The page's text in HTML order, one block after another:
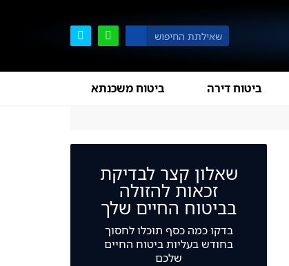
ביטוח דירה ביטוח משכנתא
שאלון קצר לבדיקת
זכאות להזולה
בביטוח החיים שלך
בדקו כמה כסף תוכלו לחסוך
בחודש בעליות ביטוח החיים
שלכם